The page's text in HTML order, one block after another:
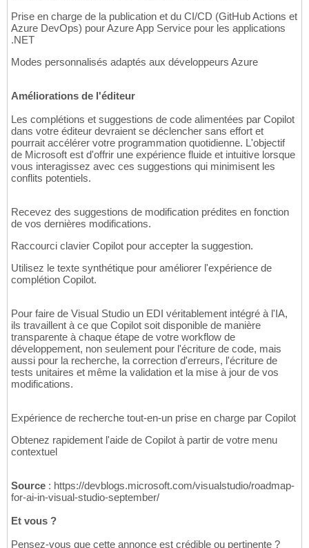
Prise en charge de la publication et du CI/CD (GitHub Actions et
Azure DevOps) pour Azure App Service pour les applications
.NET
Modes personnalisés adaptés aux développeurs Azure
Améliorations de l'éditeur
Les complétions et suggestions de code alimentées par Copilot
dans votre éditeur devraient se déclencher sans effort et
pourrait accélérer votre programmation quotidienne. L'objectif
de Microsoft est d'offrir une expérience fluide et intuitive lorsque
vous interagissez avec ces suggestions qui minimisent les
conflits potentiels.
Recevez des suggestions de modification prédites en fonction
de vos dernières modifications.
Raccourci clavier Copilot pour accepter la suggestion.
Utilisez le texte synthétique pour améliorer l'expérience de
complétion Copilot.
Pour faire de Visual Studio un EDI véritablement intégré à l'IA,
ils travaillent à ce que Copilot soit disponible de manière
transparente à chaque étape de votre workflow de
développement, non seulement pour l'écriture de code, mais
aussi pour la recherche, la correction d'erreurs, l'écriture de
tests unitaires et même la validation et la mise à jour de vos
modifications.
Expérience de recherche tout-en-un prise en charge par Copilot
Obtenez rapidement l'aide de Copilot à partir de votre menu
contextuel
Source : https://devblogs.microsoft.com/visualstudio/roadmap-
for-ai-in-visual-studio-september/
Et vous ?
Pensez-vous que cette annonce est crédible ou pertinente ?